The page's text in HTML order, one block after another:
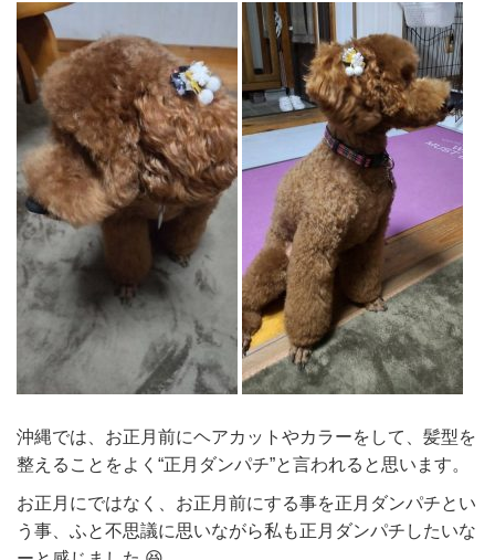
沖縄では、お正月前にヘアカットやカラーをして、髪型を
整えることをよく“正月ダンパチ”と言われると思います。
お正月にではなく、お正月前にする事を正月ダンパチとい
う事、ふと不思議に思いながら私も正月ダンパチしたいな